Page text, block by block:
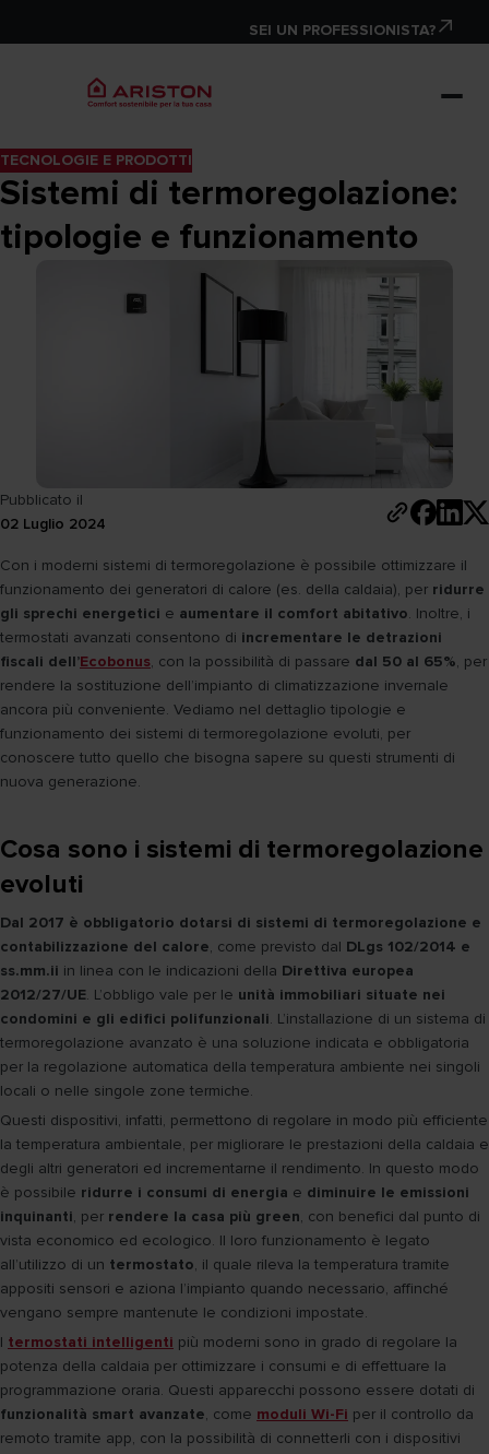
SEI UN PROFESSIONISTA?
TECNOLOGIE E PRODOTTI
Sistemi di termoregolazione:
tipologie e funzionamento
Pubblicato il
02 Luglio 2024
Con i moderni sistemi di termoregolazione è possibile ottimizzare il
funzionamento dei generatori di calore (es. della caldaia), per ridurre
gli sprechi energetici e aumentare il comfort abitativo. Inoltre, i
termostati avanzati consentono di incrementare le detrazioni
fiscali dell’Ecobonus, con la possibilità di passare dal 50 al 65%, per
rendere la sostituzione dell’impianto di climatizzazione invernale
ancora più conveniente. Vediamo nel dettaglio tipologie e
funzionamento dei sistemi di termoregolazione evoluti, per
conoscere tutto quello che bisogna sapere su questi strumenti di
nuova generazione.
Cosa sono i sistemi di termoregolazione
evoluti
Dal 2017 è obbligatorio dotarsi di sistemi di termoregolazione e
contabilizzazione del calore, come previsto dal DLgs 102/2014 e
ss.mm.ii in linea con le indicazioni della Direttiva europea
2012/27/UE. L’obbligo vale per le unità immobiliari situate nei
condomini e gli edifici polifunzionali. L’installazione di un sistema di
termoregolazione avanzato è una soluzione indicata e obbligatoria
per la regolazione automatica della temperatura ambiente nei singoli
locali o nelle singole zone termiche.
Questi dispositivi, infatti, permettono di regolare in modo più efficiente
la temperatura ambientale, per migliorare le prestazioni della caldaia e
degli altri generatori ed incrementarne il rendimento. In questo modo
è possibile ridurre i consumi di energia e diminuire le emissioni
inquinanti, per rendere la casa più green, con benefici dal punto di
vista economico ed ecologico. Il loro funzionamento è legato
all’utilizzo di un termostato, il quale rileva la temperatura tramite
appositi sensori e aziona l’impianto quando necessario, affinché
vengano sempre mantenute le condizioni impostate.
I termostati intelligenti più moderni sono in grado di regolare la
potenza della caldaia per ottimizzare i consumi e di effettuare la
programmazione oraria. Questi apparecchi possono essere dotati di
funzionalità smart avanzate, come moduli Wi-Fi per il controllo da
remoto tramite app, con la possibilità di connetterli con i dispositivi